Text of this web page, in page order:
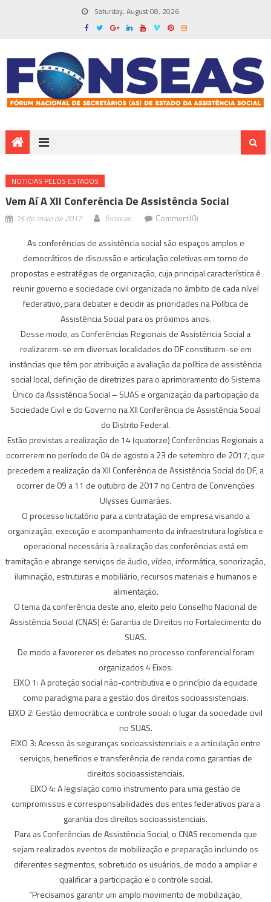
Saturday, August 08, 2026
NOTICIAS PELOS ESTADOS
Vem Aí A XII Conferência De Assistência Social
15 de maio de 2017 fonseas Comment(0)
As conferências de assistência social são espaços amplos e
democráticos de discussão e articulação coletivas em torno de
propostas e estratégias de organização, cuja principal característica é
reunir governo e sociedade civil organizada no âmbito de cada nível
federativo, para debater e decidir as prioridades na Política de
Assistência Social para os próximos anos.
Desse modo, as Conferências Regionais de Assistência Social a
realizarem-se em diversas localidades do DF constituem-se em
instâncias que têm por atribuição a avaliação da política de assistência
social local, definição de diretrizes para o aprimoramento do Sistema
Único da Assistência Social – SUAS e organização da participação da
Sociedade Civil e do Governo na XII Conferência de Assistência Social
do Distrito Federal.
Estão previstas a realização de 14 (quatorze) Conferências Regionais a
ocorrerem no período de 04 de agosto a 23 de setembro de 2017, que
precedem a realização da XII Conferência de Assistência Social do DF, a
ocorrer de 09 a 11 de outubro de 2017 no Centro de Convenções
Ulysses Guimarães.
O processo licitatório para a contratação de empresa visando a
organização, execução e acompanhamento da infraestrutura logística e
operacional necessária à realização das conferências está em
tramitação e abrange serviços de áudio, vídeo, informática, sonorização,
iluminação, estruturas e mobiliário, recursos materiais e humanos e
alimentação.
O tema da conferência deste ano, eleito pelo Conselho Nacional de
Assistência Social (CNAS) é: Garantia de Direitos no Fortalecimento do
SUAS.
De modo a favorecer os debates no processo conferencial foram
organizados 4 Eixos:
EIXO 1: A proteção social não-contributiva e o princípio da equidade
como paradigma para a gestão dos direitos socioassistenciais.
EIXO 2: Gestão democrática e controle social: o lugar da sociedade civil
no SUAS.
EIXO 3: Acesso às seguranças socioassistenciais e a articulação entre
serviços, benefícios e transferência de renda como garantias de
direitos socioassistenciais.
EIXO 4: A legislação como instrumento para uma gestão de
compromissos e corresponsabilidades dos entes federativos para a
garantia dos direitos socioassistenciais.
Para as Conferências de Assistência Social, o CNAS recomenda que
sejam realizados eventos de mobilização e preparação incluindo os
diferentes segmentos, sobretudo os usuários, de modo a ampliar e
qualificar a participação e o controle social.
“Precisamos garantir um amplo movimento de mobilização,